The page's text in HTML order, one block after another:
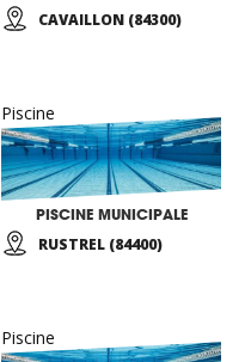
CAVAILLON (84300)
Piscine
PISCINE MUNICIPALE
RUSTREL (84400)
Piscine